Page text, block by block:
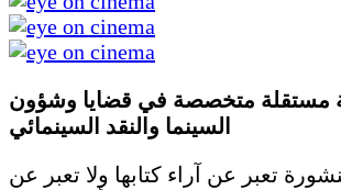
مستقلة متخصصة في قضايا وشؤون
السينما والنقد السينمائي
تعبر عن آراء كتابها ولا تعبر عن